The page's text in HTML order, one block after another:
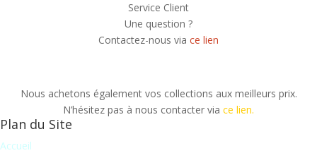
Service Client
Une question ?
Contactez-nous via ce lien
Nous achetons également vos collections aux meilleurs prix.
N’hésitez pas à nous contacter via ce lien.
Plan du Site
Accueil